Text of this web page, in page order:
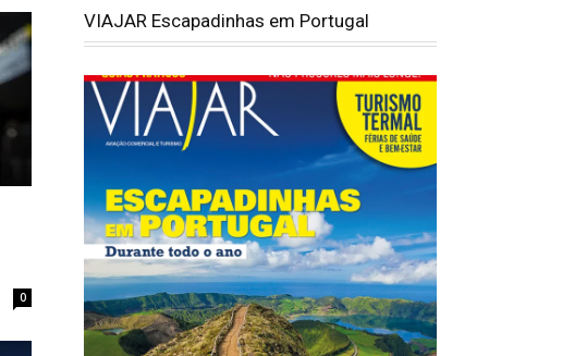
0
VIAJAR Escapadinhas em Portugal